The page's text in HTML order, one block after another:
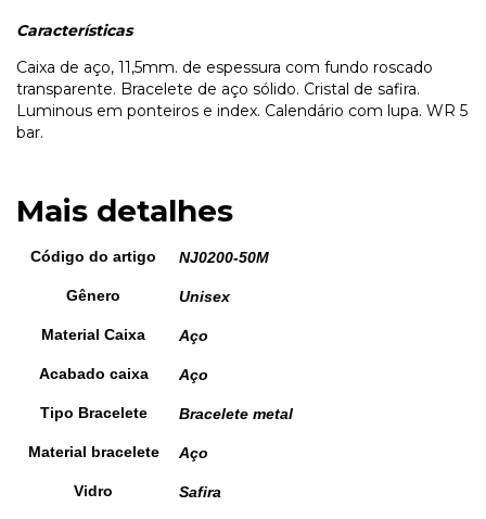
Características
Caixa de aço, 11,5mm. de espessura com fundo roscado
transparente. Bracelete de aço sólido. Cristal de safira.
Luminous em ponteiros e index. Calendário com lupa. WR 5
bar.
Mais detalhes
Código do artigo NJ0200-50M
Gênero Unisex
Material Caixa Aço
Acabado caixa Aço
Tipo Bracelete Bracelete metal
Material bracelete Aço
Vidro Safira